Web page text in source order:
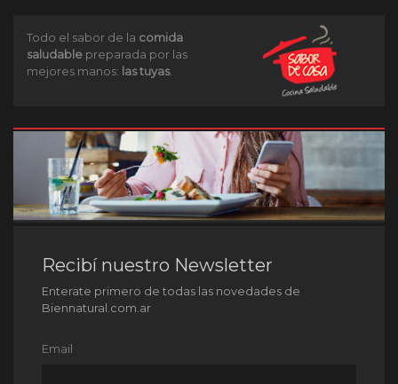
Todo el sabor de la comida
saludable preparada por las
mejores manos: las tuyas.
Recibí nuestro Newsletter
Enterate primero de todas las novedades de
Biennatural.com.ar
Email